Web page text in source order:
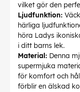
vilket gör den
Ljudfunktion:
härliga
höra Ladys
i ditt barns lek.
Material: Denna
supermjuka
för komfort och
förblir en älskad